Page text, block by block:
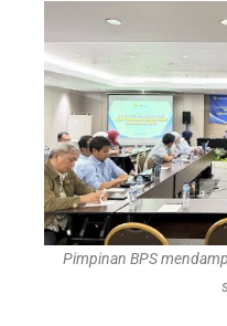
Pimpinan BPS